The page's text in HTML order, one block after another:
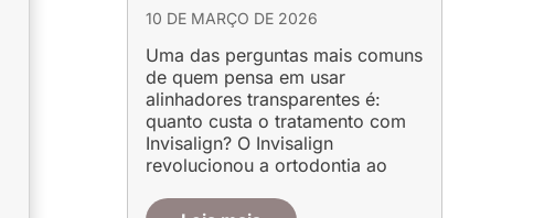
10 DE MARÇO DE 2026
Uma das perguntas mais comuns
de quem pensa em usar
alinhadores transparentes é:
quanto custa o tratamento com
Invisalign? O Invisalign
revolucionou a ortodontia ao